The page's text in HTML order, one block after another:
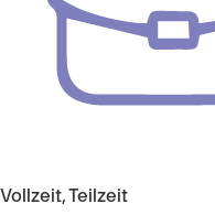
Vollzeit, Teilzeit